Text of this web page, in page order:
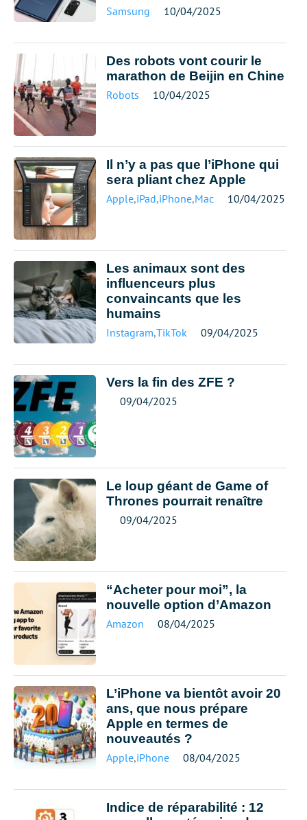
Samsung 10/04/2025
Des robots vont courir le
marathon de Beijin en Chine
Robots 10/04/2025
Il n’y a pas que l’iPhone qui
sera pliant chez Apple
Apple,iPad,iPhone,Mac 10/04/2025
Les animaux sont des
influenceurs plus
convaincants que les
humains
Instagram,TikTok 09/04/2025
Vers la fin des ZFE ?
09/04/2025
Le loup géant de Game of
Thrones pourrait renaître
09/04/2025
“Acheter pour moi”, la
nouvelle option d’Amazon
Amazon 08/04/2025
L’iPhone va bientôt avoir 20
ans, que nous prépare
Apple en termes de
nouveautés ?
Apple,iPhone 08/04/2025
Indice de réparabilité : 12